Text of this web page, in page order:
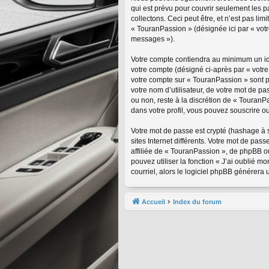
qui est prévu pour couvrir seulement les
collectons. Ceci peut être, et n’est pas
« TouranPassion » (désignée ici par «
messages »).
Votre compte contiendra au minimum un
votre compte (désigné ci-après par «
votre compte sur « TouranPassion »
votre nom d’utilisateur, de votre mot de
ou non, reste à la discrétion de «
dans votre profil, vous pouvez souscrire
Votre mot de passe est crypté (hashage
sites Internet différents. Votre mot de
affiliée de « TouranPassion », de phpBB
pouvez utiliser la fonction « J’ai oublié
courriel, alors le logiciel phpBB générera
Accueil Index du forum